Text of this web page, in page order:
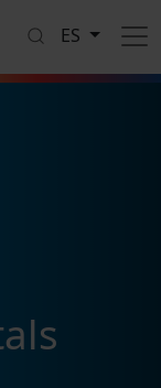
ES